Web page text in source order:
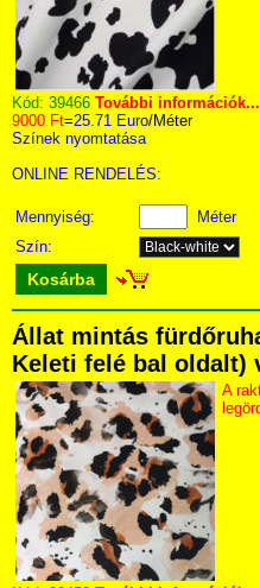
Kód: 39466 További információk...
9000 Ft=25.71 Euro/Méter
Színek nyomtatása
ONLINE RENDELÉS:
Mennyiség:
Méter
Szín:
Kosárba
Állat mintás
Keleti felé bal oldalt)
A